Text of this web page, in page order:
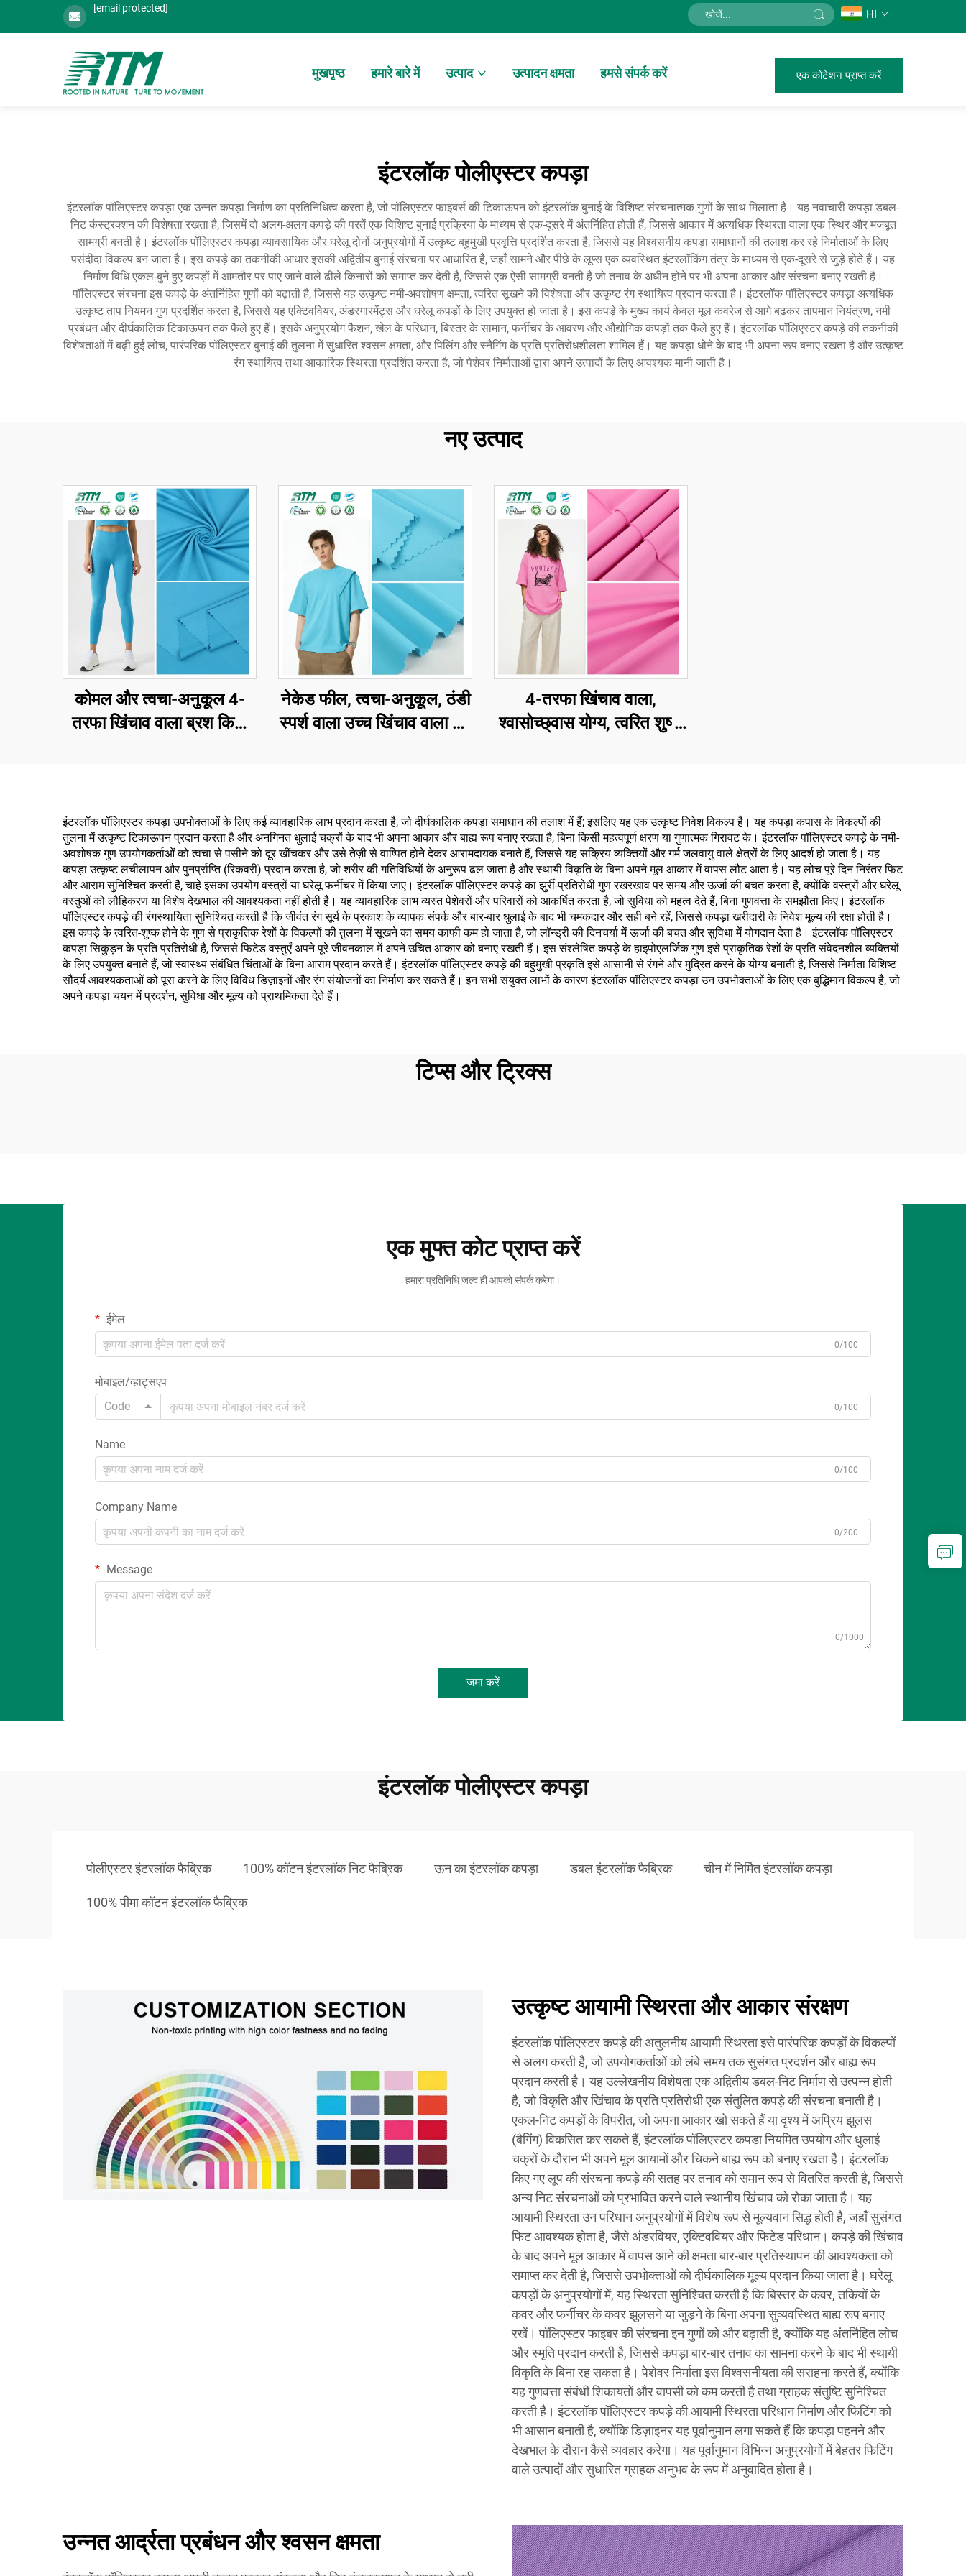
[email protected] HI
मुखपृष्ठ हमारे बारे में उत्पाद उत्पादन क्षमता हमसे संपर्क करें एक कोटेशन प्राप्त करें
इंटरलॉक पोलीएस्टर कपड़ा
इंटरलॉक पॉलिएस्टर कपड़ा एक उन्नत कपड़ा निर्माण का प्रतिनिधित्व करता है, जो पॉलिएस्टर फाइबर्स की टिकाऊपन को इंटरलॉक बुनाई के विशिष्ट संरचनात्मक गुणों के साथ मिलाता है। यह नवाचारी कपड़ा डबल-
निट कंस्ट्रक्शन की विशेषता रखता है, जिसमें दो अलग-अलग कपड़े की परतें एक विशिष्ट बुनाई प्रक्रिया के माध्यम से एक-दूसरे में अंतर्निहित होती हैं, जिससे आकार में अत्यधिक स्थिरता वाला एक स्थिर और मजबूत
सामग्री बनती है। इंटरलॉक पॉलिएस्टर कपड़ा व्यावसायिक और घरेलू दोनों अनुप्रयोगों में उत्कृष्ट बहुमुखी प्रवृत्ति प्रदर्शित करता है, जिससे यह विश्वसनीय कपड़ा समाधानों की तलाश कर रहे निर्माताओं के लिए
पसंदीदा विकल्प बन जाता है। इस कपड़े का तकनीकी आधार इसकी अद्वितीय बुनाई संरचना पर आधारित है, जहाँ सामने और पीछे के लूप्स एक व्यवस्थित इंटरलॉकिंग तंत्र के माध्यम से एक-दूसरे से जुड़े होते हैं। यह
निर्माण विधि एकल-बुने हुए कपड़ों में आमतौर पर पाए जाने वाले ढीले किनारों को समाप्त कर देती है, जिससे एक ऐसी सामग्री बनती है जो तनाव के अधीन होने पर भी अपना आकार और संरचना बनाए रखती है।
पॉलिएस्टर संरचना इस कपड़े के अंतर्निहित गुणों को बढ़ाती है, जिससे यह उत्कृष्ट नमी-अवशोषण क्षमता, त्वरित सूखने की विशेषता और उत्कृष्ट रंग स्थायित्व प्रदान करता है। इंटरलॉक पॉलिएस्टर कपड़ा अत्यधिक
उत्कृष्ट ताप नियमन गुण प्रदर्शित करता है, जिससे यह एक्टिववियर, अंडरगारमेंट्स और घरेलू कपड़ों के लिए उपयुक्त हो जाता है। इस कपड़े के मुख्य कार्य केवल मूल कवरेज से आगे बढ़कर तापमान नियंत्रण, नमी
प्रबंधन और दीर्घकालिक टिकाऊपन तक फैले हुए हैं। इसके अनुप्रयोग फैशन, खेल के परिधान, बिस्तर के सामान, फर्नीचर के आवरण और औद्योगिक कपड़ों तक फैले हुए हैं। इंटरलॉक पॉलिएस्टर कपड़े की तकनीकी
विशेषताओं में बढ़ी हुई लोच, पारंपरिक पॉलिएस्टर बुनाई की तुलना में सुधारित श्वसन क्षमता, और पिलिंग और स्नैगिंग के प्रति प्रतिरोधशीलता शामिल हैं। यह कपड़ा धोने के बाद भी अपना रूप बनाए रखता है और उत्कृष्ट
रंग स्थायित्व तथा आकारिक स्थिरता प्रदर्शित करता है, जो पेशेवर निर्माताओं द्वारा अपने उत्पादों के लिए आवश्यक मानी जाती है।
नए उत्पाद
कोमल और त्वचा-अनुकूल 4-
तरफा खिंचाव वाला ब्रश किया
नेकेड फील, त्वचा-अनुकूल, ठंडी
स्पर्श वाला उच्च खिंचाव वाला दो-
4-तरफा खिंचाव वाला,
श्वासोच्छ्वास योग्य, त्वरित शुष्क
जिम स्पोर्ट्स वियर के लिए
इंटरलॉक पॉलिएस्टर कपड़ा उपभोक्ताओं के लिए कई व्यावहारिक लाभ प्रदान करता है, जो दीर्घकालिक कपड़ा समाधान की तलाश में हैं; इसलिए यह एक उत्कृष्ट निवेश विकल्प है। यह कपड़ा कपास के विकल्पों की
तुलना में उत्कृष्ट टिकाऊपन प्रदान करता है और अनगिनत धुलाई चक्रों के बाद भी अपना आकार और बाह्य रूप बनाए रखता है, बिना किसी महत्वपूर्ण क्षरण या गुणात्मक गिरावट के। इंटरलॉक पॉलिएस्टर कपड़े के नमी-
अवशोषक गुण उपयोगकर्ताओं को त्वचा से पसीने को दूर खींचकर और उसे तेज़ी से वाष्पित होने देकर आरामदायक बनाते हैं, जिससे यह सक्रिय व्यक्तियों और गर्म जलवायु वाले क्षेत्रों के लिए आदर्श हो जाता है। यह
कपड़ा उत्कृष्ट लचीलापन और पुनर्प्राप्ति (रिकवरी) प्रदान करता है, जो शरीर की गतिविधियों के अनुरूप ढल जाता है और स्थायी विकृति के बिना अपने मूल आकार में वापस लौट आता है। यह लोच पूरे दिन निरंतर फिट
और आराम सुनिश्चित करती है, चाहे इसका उपयोग वस्त्रों या घरेलू फर्नीचर में किया जाए। इंटरलॉक पॉलिएस्टर कपड़े का झुर्री-प्रतिरोधी गुण रखरखाव पर समय और ऊर्जा की बचत करता है, क्योंकि वस्त्रों और घरेलू
वस्तुओं को लौहिकरण या विशेष देखभाल की आवश्यकता नहीं होती है। यह व्यावहारिक लाभ व्यस्त पेशेवरों और परिवारों को आकर्षित करता है, जो सुविधा को महत्व देते हैं, बिना गुणवत्ता के समझौता किए। इंटरलॉक
पॉलिएस्टर कपड़े की रंगस्थायिता सुनिश्चित करती है कि जीवंत रंग सूर्य के प्रकाश के व्यापक संपर्क और बार-बार धुलाई के बाद भी चमकदार और सही बने रहें, जिससे कपड़ा खरीदारी के निवेश मूल्य की रक्षा होती है।
इस कपड़े के त्वरित-शुष्क होने के गुण से प्राकृतिक रेशों के विकल्पों की तुलना में सूखने का समय काफी कम हो जाता है, जो लॉन्ड्री की दिनचर्या में ऊर्जा की बचत और सुविधा में योगदान देता है। इंटरलॉक पॉलिएस्टर
कपड़ा सिकुड़न के प्रति प्रतिरोधी है, जिससे फिटेड वस्तुएँ अपने पूरे जीवनकाल में अपने उचित आकार को बनाए रखती हैं। इस संश्लेषित कपड़े के हाइपोएलर्जिक गुण इसे प्राकृतिक रेशों के प्रति संवेदनशील व्यक्तियों
के लिए उपयुक्त बनाते हैं, जो स्वास्थ्य संबंधित चिंताओं के बिना आराम प्रदान करते हैं। इंटरलॉक पॉलिएस्टर कपड़े की बहुमुखी प्रकृति इसे आसानी से रंगने और मुद्रित करने के योग्य बनाती है, जिससे निर्माता विशिष्ट
सौंदर्य आवश्यकताओं को पूरा करने के लिए विविध डिज़ाइनों और रंग संयोजनों का निर्माण कर सकते हैं। इन सभी संयुक्त लाभों के कारण इंटरलॉक पॉलिएस्टर कपड़ा उन उपभोक्ताओं के लिए एक बुद्धिमान विकल्प है, जो
अपने कपड़ा चयन में प्रदर्शन, सुविधा और मूल्य को प्राथमिकता देते हैं।
टिप्स और ट्रिक्स
एक मुफ्त कोट प्राप्त करें
हमारा प्रतिनिधि जल्द ही आपको संपर्क करेगा।
ईमेल
0/100
मोबाइल/व्हाट्सएप
Code
0/100
Name
0/100
Company Name
0/200
Message
0/1000
जमा करें
इंटरलॉक पोलीएस्टर कपड़ा
पोलीएस्टर इंटरलॉक फैब्रिक 100% कॉटन इंटरलॉक निट फैब्रिक ऊन का इंटरलॉक कपड़ा डबल इंटरलॉक फैब्रिक चीन में निर्मित इंटरलॉक कपड़ा
100% पीमा कॉटन इंटरलॉक फैब्रिक
उत्कृष्ट आयामी स्थिरता और आकार संरक्षण
इंटरलॉक पॉलिएस्टर कपड़े की अतुलनीय आयामी स्थिरता इसे पारंपरिक कपड़ों के विकल्पों
से अलग करती है, जो उपयोगकर्ताओं को लंबे समय तक सुसंगत प्रदर्शन और बाह्य रूप
प्रदान करती है। यह उल्लेखनीय विशेषता एक अद्वितीय डबल-निट निर्माण से उत्पन्न होती
है, जो विकृति और खिंचाव के प्रति प्रतिरोधी एक संतुलित कपड़े की संरचना बनाती है।
एकल-निट कपड़ों के विपरीत, जो अपना आकार खो सकते हैं या दृश्य में अप्रिय झुलस
(बैगिंग) विकसित कर सकते हैं, इंटरलॉक पॉलिएस्टर कपड़ा नियमित उपयोग और धुलाई
चक्रों के दौरान भी अपने मूल आयामों और चिकने बाह्य रूप को बनाए रखता है। इंटरलॉक
किए गए लूप की संरचना कपड़े की सतह पर तनाव को समान रूप से वितरित करती है, जिससे
अन्य निट संरचनाओं को प्रभावित करने वाले स्थानीय खिंचाव को रोका जाता है। यह
आयामी स्थिरता उन परिधान अनुप्रयोगों में विशेष रूप से मूल्यवान सिद्ध होती है, जहाँ सुसंगत
फिट आवश्यक होता है, जैसे अंडरवियर, एक्टिववियर और फिटेड परिधान। कपड़े की खिंचाव
के बाद अपने मूल आकार में वापस आने की क्षमता बार-बार प्रतिस्थापन की आवश्यकता को
समाप्त कर देती है, जिससे उपभोक्ताओं को दीर्घकालिक मूल्य प्रदान किया जाता है। घरेलू
कपड़ों के अनुप्रयोगों में, यह स्थिरता सुनिश्चित करती है कि बिस्तर के कवर, तकियों के
कवर और फर्नीचर के कवर झुलसने या जुड़ने के बिना अपना सुव्यवस्थित बाह्य रूप बनाए
रखें। पॉलिएस्टर फाइबर की संरचना इन गुणों को और बढ़ाती है, क्योंकि यह अंतर्निहित लोच
और स्मृति प्रदान करती है, जिससे कपड़ा बार-बार तनाव का सामना करने के बाद भी स्थायी
विकृति के बिना रह सकता है। पेशेवर निर्माता इस विश्वसनीयता की सराहना करते हैं, क्योंकि
यह गुणवत्ता संबंधी शिकायतों और वापसी को कम करती है तथा ग्राहक संतुष्टि सुनिश्चित
करती है। इंटरलॉक पॉलिएस्टर कपड़े की आयामी स्थिरता परिधान निर्माण और फिटिंग को
भी आसान बनाती है, क्योंकि डिज़ाइनर यह पूर्वानुमान लगा सकते हैं कि कपड़ा पहनने और
देखभाल के दौरान कैसे व्यवहार करेगा। यह पूर्वानुमान विभिन्न अनुप्रयोगों में बेहतर फिटिंग
वाले उत्पादों और सुधारित ग्राहक अनुभव के रूप में अनुवादित होता है।
उन्नत आर्द्रता प्रबंधन और श्वसन क्षमता